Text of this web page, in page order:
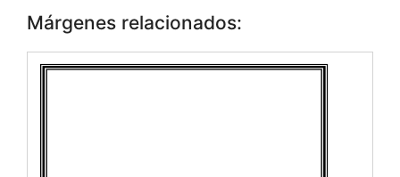
Márgenes relacionados: